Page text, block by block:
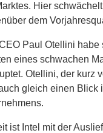
Hier
dem
Paul Otellini
eines schwachen
Otellini, der kurz
gleich einen Blick
ist Intel mit der